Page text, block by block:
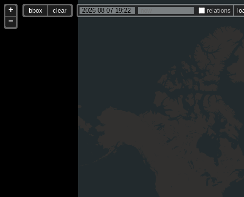
+
−
bbox clear relations